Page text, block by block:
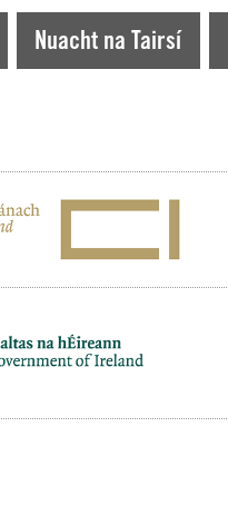
Nuacht na Tairsí